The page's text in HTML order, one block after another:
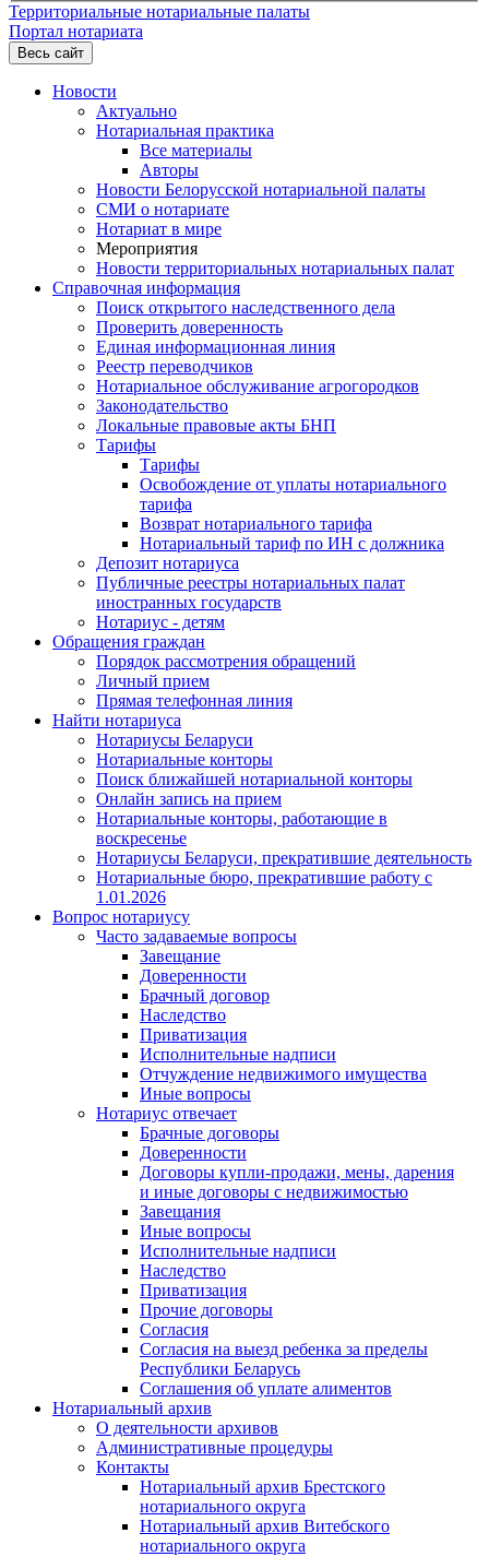
Территориальные нотариальные палаты
Портал нотариата
Весь сайт
Новости
Актуально
Нотариальная практика
Все материалы
Авторы
Новости Белорусской нотариальной палаты
СМИ о нотариате
Нотариат в мире
Мероприятия
Новости территориальных нотариальных палат
Справочная информация
Поиск открытого наследственного дела
Проверить доверенность
Единая информационная линия
Реестр переводчиков
Нотариальное обслуживание агрогородков
Законодательство
Локальные правовые акты БНП
Тарифы
Тарифы
Освобождение от уплаты нотариального
тарифа
Возврат нотариального тарифа
Нотариальный тариф по ИН с должника
Депозит нотариуса
Публичные реестры нотариальных палат
иностранных государств
Нотариус - детям
Обращения граждан
Порядок рассмотрения обращений
Личный прием
Прямая телефонная линия
Найти нотариуса
Нотариусы Беларуси
Нотариальные конторы
Поиск ближайшей нотариальной конторы
Онлайн запись на прием
Нотариальные конторы, работающие в
воскресенье
Нотариусы Беларуси, прекратившие деятельность
Нотариальные бюро, прекратившие работу с
1.01.2026
Вопрос нотариусу
Часто задаваемые вопросы
Завещание
Доверенности
Брачный договор
Наследство
Приватизация
Исполнительные надписи
Отчуждение недвижимого имущества
Иные вопросы
Нотариус отвечает
Брачные договоры
Доверенности
Договоры купли-продажи, мены, дарения
и иные договоры с недвижимостью
Завещания
Иные вопросы
Исполнительные надписи
Наследство
Приватизация
Прочие договоры
Согласия
Согласия на выезд ребенка за пределы
Республики Беларусь
Соглашения об уплате алиментов
Нотариальный архив
О деятельности архивов
Административные процедуры
Контакты
Нотариальный архив Брестского
нотариального округа
Нотариальный архив Витебского
нотариального округа